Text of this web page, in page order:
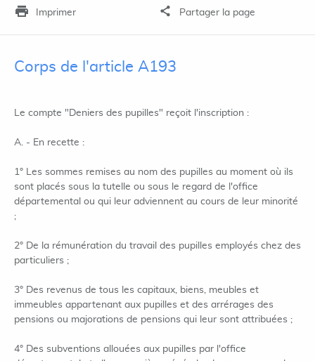
Imprimer Partager la page
Corps de l'article A193
Le compte "Deniers des pupilles" reçoit l'inscription :
A. - En recette :
1° Les sommes remises au nom des pupilles au moment où ils
sont placés sous la tutelle ou sous le regard de l'office
départemental ou qui leur adviennent au cours de leur minorité
;
2° De la rémunération du travail des pupilles employés chez des
particuliers ;
3° Des revenus de tous les capitaux, biens, meubles et
immeubles appartenant aux pupilles et des arrérages des
pensions ou majorations de pensions qui leur sont attribuées ;
4° Des subventions allouées aux pupilles par l'office